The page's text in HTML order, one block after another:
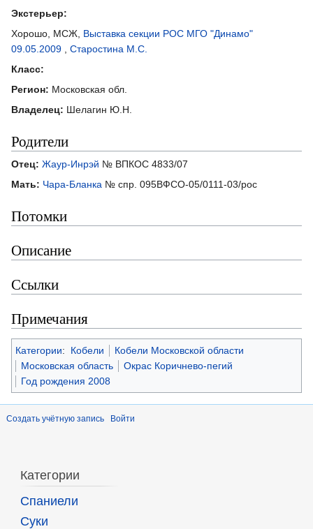
Экстерьер:
Хорошо, МСЖ, Выставка секции РОС МГО "Динамо"
09.05.2009
Старостина М.С.
Класс:
Регион: Московская обл.
Владелец: Шелагин Ю.Н.
Родители
Отец: Жаур-Инрэй № ВПКОС 4833/07
Мать: Чара-Бланка № спр. 095ВФСО-05/0111-03/рос
Потомки
Описание
Ссылки
Примечания
Категории: Кобели
Кобели Московской области
Московская область
Окрас Коричнево-пегий
Год рождения 2008
Создать учётную запись Войти
Категории
Спаниели
Суки